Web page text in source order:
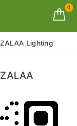
0
Lighting